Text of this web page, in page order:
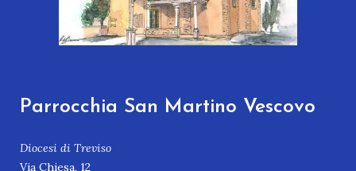
Parrocchia San Martino Vescovo
Diocesi di Treviso
Via Chiesa, 12